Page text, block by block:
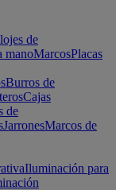
de
manoMarcosPlacas
Burros de
Cajas
de
JarronesMarcos de
Iluminación para